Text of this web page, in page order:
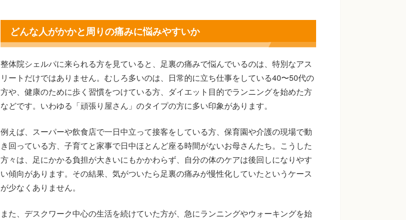
どんな人がかかと周りの痛みに悩みやすいか
整体院シェルパに来られる方を見ていると、足裏の痛みで悩んでいるのは、特別なアス
リートだけではありません。むしろ多いのは、日常的に立ち仕事をしている40〜50代の
方や、健康のために歩く習慣をつけている方、ダイエット目的でランニングを始めた方
などです。いわゆる「頑張り屋さん」のタイプの方に多い印象があります。
例えば、スーパーや飲食店で一日中立って接客をしている方、保育園や介護の現場で動
き回っている方、子育てと家事で日中ほとんど座る時間がないお母さんたち。こうした
方々は、足にかかる負担が大きいにもかかわらず、自分の体のケアは後回しになりやす
い傾向があります。その結果、気がついたら足裏の痛みが慢性化していたというケース
が少なくありません。
また、デスクワーク中心の生活を続けていた方が、急にランニングやウォーキングを始